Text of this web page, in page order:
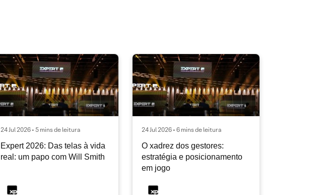
24 Jul 2026 • 5 mins de leitura
Expert 2026: Das telas à vida
real: um papo com Will Smith
24 Jul 2026 • 6 mins de leitura
O xadrez dos gestores:
estratégia e posicionamento
em jogo